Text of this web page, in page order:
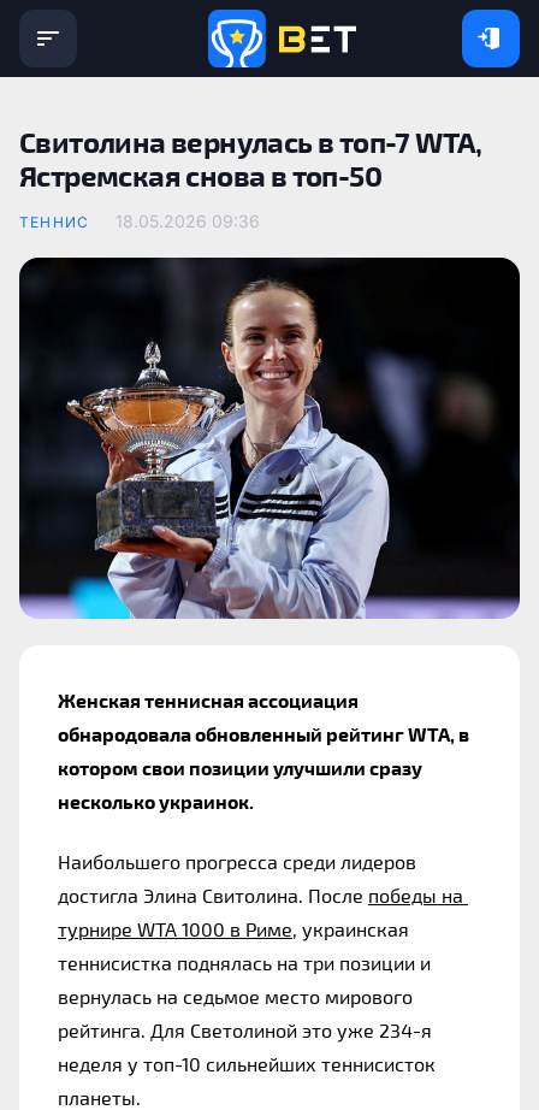
Свитолина вернулась в топ-7 WTA,
Ястремская снова в топ-50
ТЕННИС 18.05.2026 09:36
Женская теннисная ассоциация
обнародовала обновленный рейтинг WTA, в
котором свои позиции улучшили сразу
несколько украинок.
Наибольшего прогресса среди лидеров
достигла Элина Свитолина. После победы на
турнире WTA 1000 в Риме, украинская
теннисистка поднялась на три позиции и
вернулась на седьмое место мирового
рейтинга. Для Светолиной это уже 234-я
неделя у топ-10 сильнейших теннисисток
планеты.